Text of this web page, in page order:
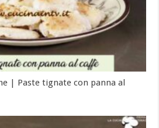
| Paste tignate con panna al